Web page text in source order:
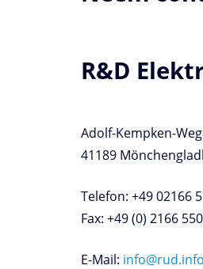
R&D
Adolf-Kempken-
41189
Telefon: +49 02166
Fax: +49 (0) 2166
E-Mail: info@rud.info